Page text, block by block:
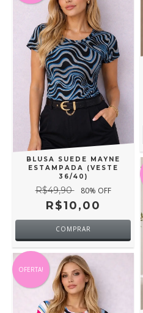
BLUSA SUEDE MAYNE
ESTAMPADA (VESTE
36/40)
R$49,90 80% OFF
R$10,00
COMPRAR
OFERTA!